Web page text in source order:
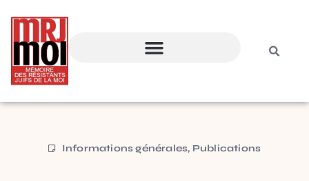
Informations générales, Publications